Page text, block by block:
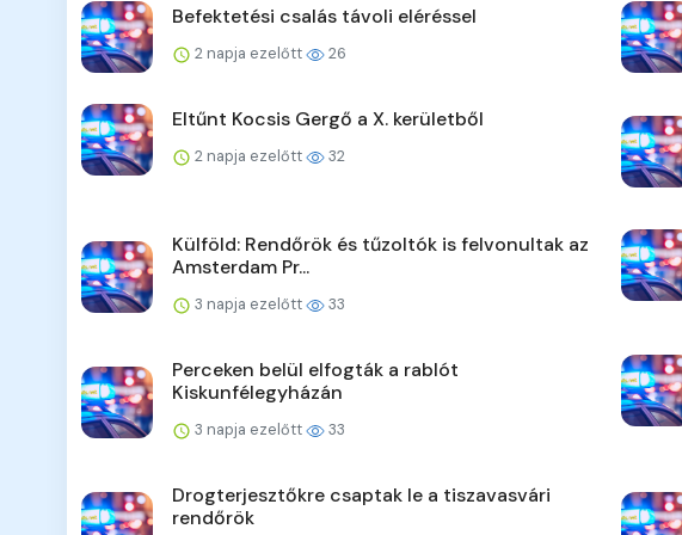
Befektetési csalás távoli eléréssel
2 napja ezelőtt 26
Eltűnt Kocsis Gergő a X. kerületből
2 napja ezelőtt 32
Külföld: Rendőrök és tűzoltók is felvonultak az
Amsterdam Pr...
3 napja ezelőtt 33
Perceken belül elfogták a rablót
Kiskunfélegyházán
3 napja ezelőtt 33
Drogterjesztőkre csaptak le a tiszavasvári
rendőrök